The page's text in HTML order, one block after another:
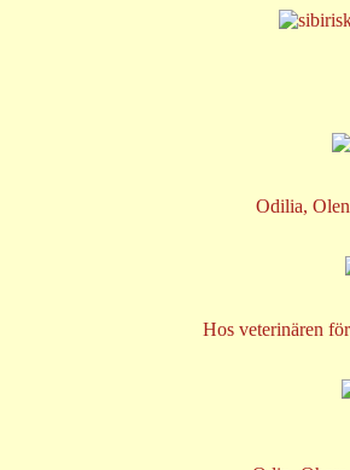
Odilia,
Hos veterinären